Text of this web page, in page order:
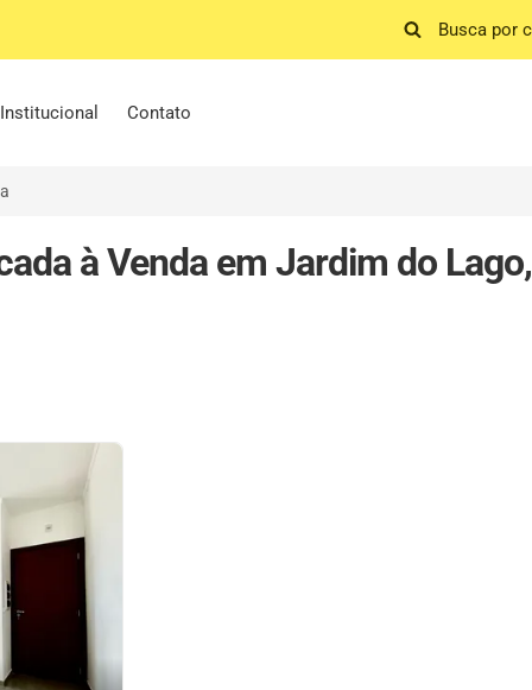
Institucional Contato
à Venda em Jardim do Lago,